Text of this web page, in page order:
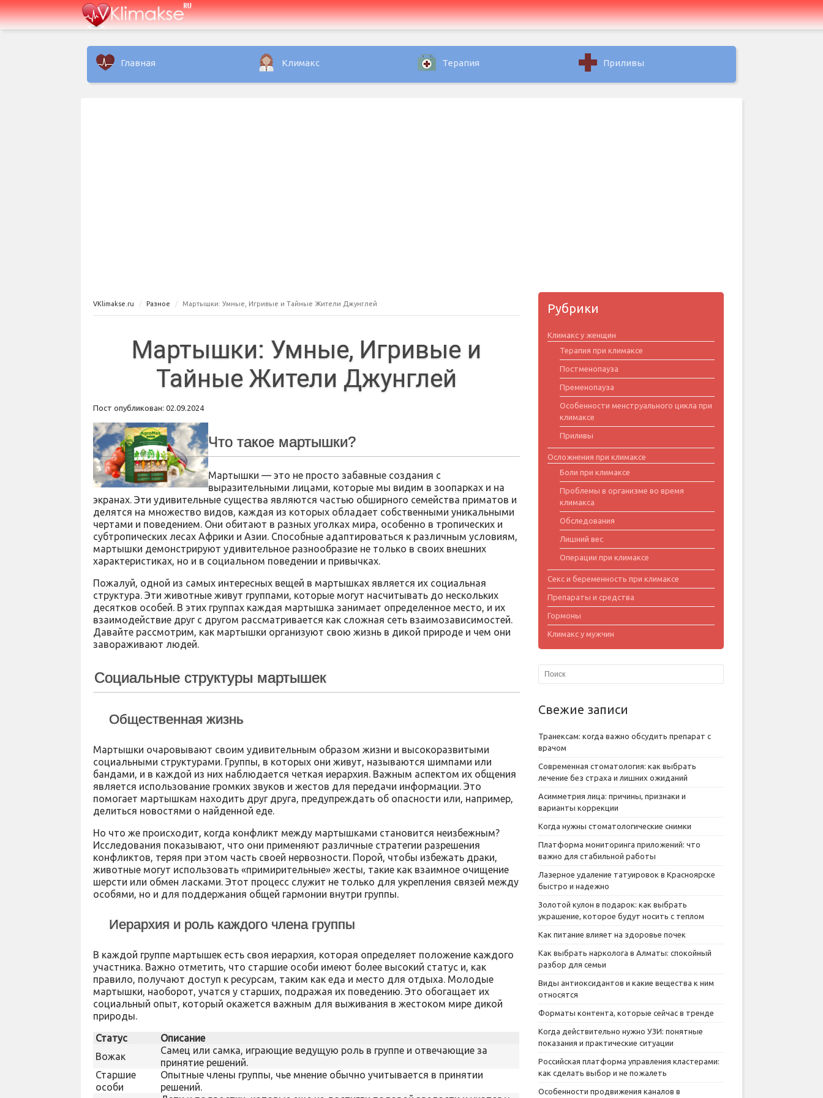
Главная Климакс Терапия Приливы
VKlimakse.ru Разное Мартышки: Умные, Игривые и Тайные Жители Джунглей
Мартышки: Умные, Игривые и
Тайные Жители Джунглей
Пост опубликован: 02.09.2024
Что такое мартышки?
Мартышки — это не просто забавные создания с
выразительными лицами, которые мы видим в зоопарках и на
экранах. Эти удивительные существа являются частью обширного семейства приматов и
делятся на множество видов, каждая из которых обладает собственными уникальными
чертами и поведением. Они обитают в разных уголках мира, особенно в тропических и
субтропических лесах Африки и Азии. Способные адаптироваться к различным условиям,
мартышки демонстрируют удивительное разнообразие не только в своих внешних
характеристиках, но и в социальном поведении и привычках.
Пожалуй, одной из самых интересных вещей в мартышках является их социальная
структура. Эти животные живут группами, которые могут насчитывать до нескольких
десятков особей. В этих группах каждая мартышка занимает определенное место, и их
взаимодействие друг с другом рассматривается как сложная сеть взаимозависимостей.
Давайте рассмотрим, как мартышки организуют свою жизнь в дикой природе и чем они
завораживают людей.
Социальные структуры мартышек
Общественная жизнь
Мартышки очаровывают своим удивительным образом жизни и высокоразвитыми
социальными структурами. Группы, в которых они живут, называются шимпами или
бандами, и в каждой из них наблюдается четкая иерархия. Важным аспектом их общения
является использование громких звуков и жестов для передачи информации. Это
помогает мартышкам находить друг друга, предупреждать об опасности или, например,
делиться новостями о найденной еде.
Но что же происходит, когда конфликт между мартышками становится неизбежным?
Исследования показывают, что они применяют различные стратегии разрешения
конфликтов, теряя при этом часть своей нервозности. Порой, чтобы избежать драки,
животные могут использовать «примирительные» жесты, такие как взаимное очищение
шерсти или обмен ласками. Этот процесс служит не только для укрепления связей между
особями, но и для поддержания общей гармонии внутри группы.
Иерархия и роль каждого члена группы
В каждой группе мартышек есть своя иерархия, которая определяет положение каждого
участника. Важно отметить, что старшие особи имеют более высокий статус и, как
правило, получают доступ к ресурсам, таким как еда и место для отдыха. Молодые
мартышки, наоборот, учатся у старших, подражая их поведению. Это обогащает их
социальный опыт, который окажется важным для выживания в жестоком мире дикой
природы.
Статус
Описание
Вожак
Самец или самка, играющие ведущую роль в группе и отвечающие за
принятие решений.
Старшие
особи
Опытные члены группы, чье мнение обычно учитывается в принятии
решений.
Рубрики
Климакс у женщин
Терапия при климаксе
Постменопауза
Пременопауза
Особенности менструального цикла при
климаксе
Приливы
Осложнения при климаксе
Боли при климаксе
Проблемы в организме во время
климакса
Обследования
Лишний вес
Операции при климаксе
Секс и беременность при климаксе
Препараты и средства
Гормоны
Климакс у мужчин
Свежие записи
Транексам: когда важно обсудить препарат с
врачом
Современная стоматология: как выбрать
лечение без страха и лишних ожиданий
Асимметрия лица: причины, признаки и
варианты коррекции
Когда нужны стоматологические снимки
Платформа мониторинга приложений: что
важно для стабильной работы
Лазерное удаление татуировок в Красноярске
быстро и надежно
Золотой кулон в подарок: как выбрать
украшение, которое будут носить с теплом
Как питание влияет на здоровье почек
Как выбрать нарколога в Алматы: спокойный
разбор для семьи
Виды антиоксидантов и какие вещества к ним
относятся
Форматы контента, которые сейчас в тренде
Когда действительно нужно УЗИ: понятные
показания и практические ситуации
Российская платформа управления кластерами:
как сделать выбор и не пожалеть
Особенности продвижения каналов в